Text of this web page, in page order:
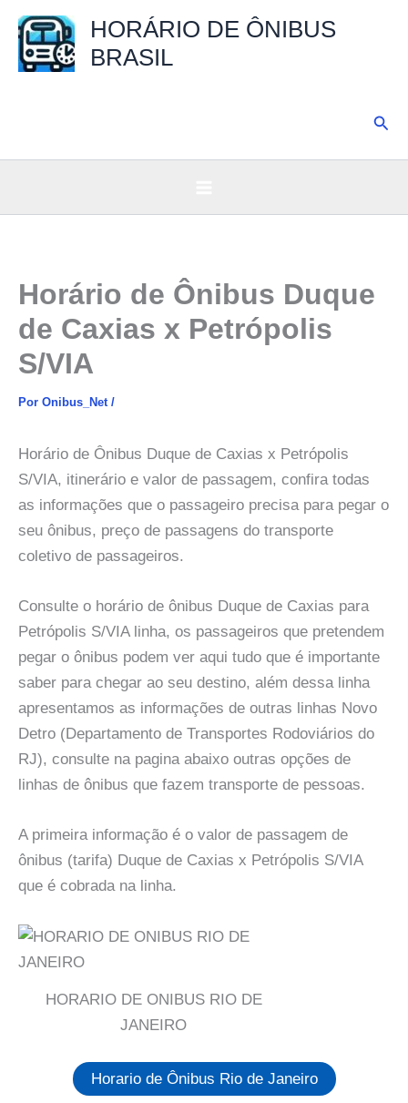
para
HORÁRIO DE ÔNIBUS
BRASIL
Horário de Ônibus Duque
de Caxias x Petrópolis
S/VIA
Por Onibus_Net /
Horário de Ônibus Duque de Caxias x Petrópolis
S/VIA, itinerário e valor de passagem, confira todas
as informações que o passageiro precisa para pegar o
seu ônibus, preço de passagens do transporte
coletivo de passageiros.
Consulte o horário de ônibus Duque de Caxias para
Petrópolis S/VIA linha, os passageiros que pretendem
pegar o ônibus podem ver aqui tudo que é importante
saber para chegar ao seu destino, além dessa linha
apresentamos as informações de outras linhas Novo
Detro (Departamento de Transportes Rodoviários do
RJ), consulte na pagina abaixo outras opções de
linhas de ônibus que fazem transporte de pessoas.
A primeira informação é o valor de passagem de
ônibus (tarifa) Duque de Caxias x Petrópolis S/VIA
que é cobrada na linha.
HORARIO DE ONIBUS RIO DE
JANEIRO
Horario de Ônibus Rio de Janeiro